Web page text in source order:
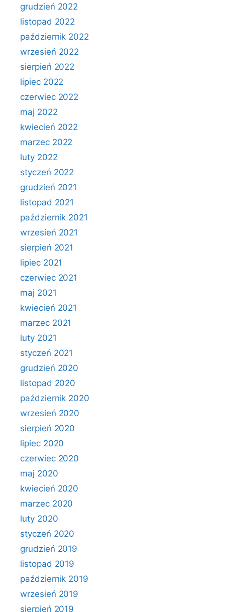
grudzień 2022
listopad 2022
październik 2022
wrzesień 2022
sierpień 2022
lipiec 2022
czerwiec 2022
maj 2022
kwiecień 2022
marzec 2022
luty 2022
styczeń 2022
grudzień 2021
listopad 2021
październik 2021
wrzesień 2021
sierpień 2021
lipiec 2021
czerwiec 2021
maj 2021
kwiecień 2021
marzec 2021
luty 2021
styczeń 2021
grudzień 2020
listopad 2020
październik 2020
wrzesień 2020
sierpień 2020
lipiec 2020
czerwiec 2020
maj 2020
kwiecień 2020
marzec 2020
luty 2020
styczeń 2020
grudzień 2019
listopad 2019
październik 2019
wrzesień 2019
sierpień 2019